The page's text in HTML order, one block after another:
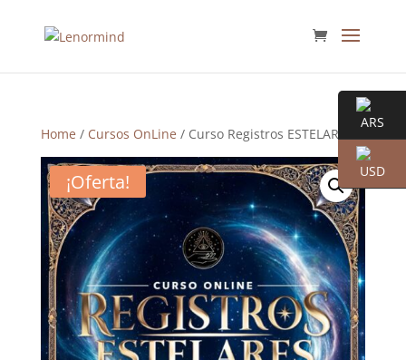
Home / Cursos OnLine / Curso Registros ESTELARES
¡Oferta!